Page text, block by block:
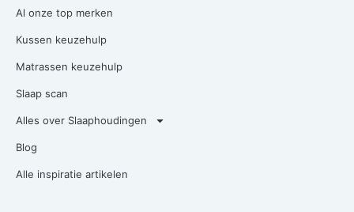
Al onze top merken
Kussen keuzehulp
Matrassen keuzehulp
Slaap scan
Alles over Slaaphoudingen
Blog
Alle inspiratie artikelen